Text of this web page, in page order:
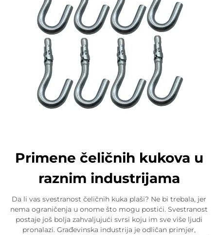
Kontaktirajte Nas
Primene čeličnih kukova u
raznim industrijama
Da li vas svestranost čeličnih kuka plaši? Ne bi trebala, jer
nema ograničenja u onome što mogu postići. Svestranost
postaje još bolja zahvaljujući svrsi koju im sve više ljudi
pronalazi. Građevinska industrija je odličan primjer,